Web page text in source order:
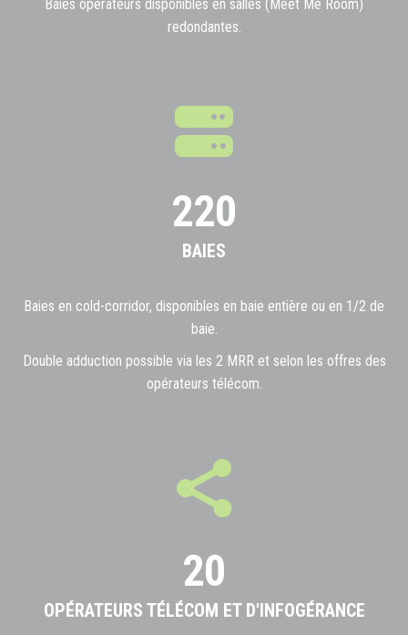
Baies opérateurs disponibles en salles (Meet Me Room)
redondantes.
220
BAIES
Baies en cold-corridor, disponibles en baie entière ou en 1/2 de
baie.
Double adduction possible via les 2 MRR et selon les offres des
opérateurs télécom.
20
OPÉRATEURS TÉLÉCOM ET D'INFOGÉRANCE